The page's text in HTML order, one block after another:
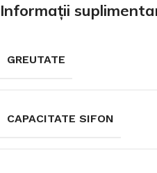
Informații
GREUTATE
CAPACITATE SIFON